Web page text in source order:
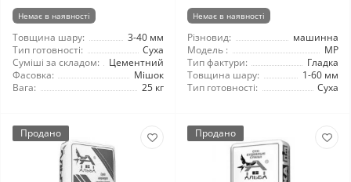
Немає в наявності
Товщина шару:
3-40 мм
Тип готовності:
Суха
Суміші за складом:
Цементний
Фасовка:
Мішок
Вага:
25 кг
Немає в наявності
Різновид:
машинна
Модель :
MP
Тип фактури:
Гладка
Товщина шару:
1-60 мм
Тип готовності:
Суха
Продано Продано